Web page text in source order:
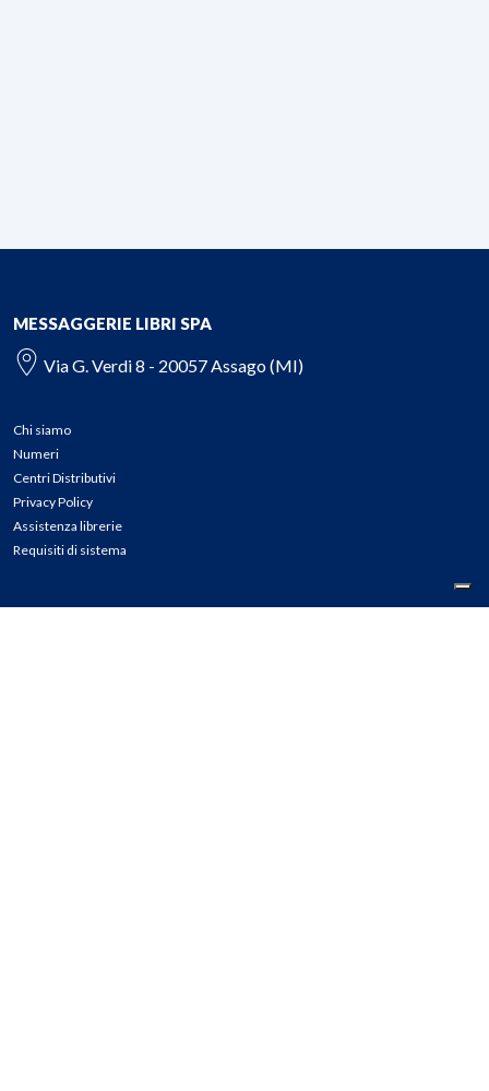
MESSAGGERIE LIBRI SPA
Via G. Verdi 8 - 20057 Assago (MI)
Chi siamo
Numeri
Centri Distributivi
Privacy Policy
Assistenza librerie
Requisiti di sistema
CONTATTI